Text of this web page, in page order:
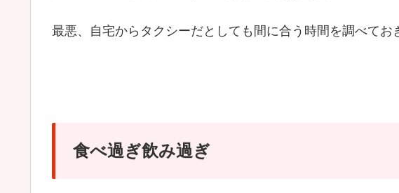
最悪、自宅からタクシーだとしても間に合う時間を調べてお
食べ過ぎ飲み過ぎ